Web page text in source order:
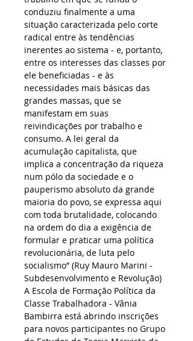
conduziu finalmente a uma
situação caracterizada pelo corte
radical entre às tendências
inerentes ao sistema - e, portanto,
entre os interesses das classes por
ele beneficiadas - e às
necessidades mais básicas das
grandes massas, que se
manifestam em suas
reivindicações por trabalho e
consumo. A lei geral da
acumulação capitalista, que
implica a concentração da riqueza
num pólo da sociedade e o
pauperismo absoluto da grande
maioria do povo, se expressa aqui
com toda brutalidade, colocando
na ordem do dia a exigência de
formular e praticar uma política
revolucionária, de luta pelo
socialismo” (Ruy Mauro Marini -
Subdesenvolvimento e Revolução)
A Escola de Formação Política da
Classe Trabalhadora - Vânia
Bambirra está abrindo inscrições
para novos participantes no Grupo